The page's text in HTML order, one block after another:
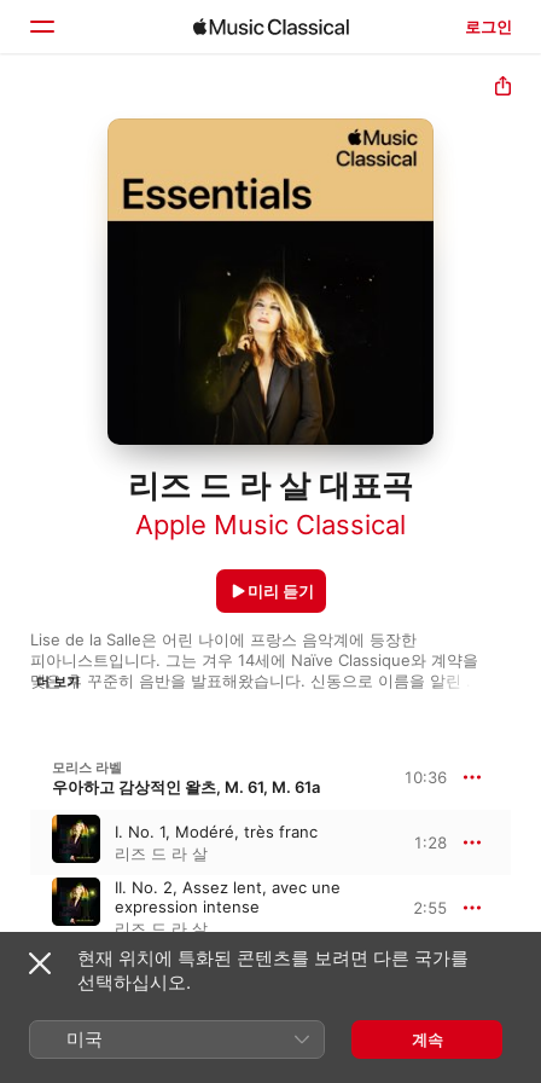
로그인
검색
리즈 드 라 살 대표곡
Apple Music Classical
Lise de la Salle은 어린 나이에 프랑스 음악계에 등장한
피아니스트입니다. 그는 겨우 14세에 Naïve Classique와 계약을
맺은 후 꾸준히 음반을 발표해왔습니다. 신동으로 이름을 알린
변주곡에서 빛을 발하지만, 깔끔한 기교를 요하는 Bach와 Chopin
해석도 평단의 극찬을 받았습니다. 강렬한 흡입력을 지닌 그의
더 보기
미리 듣기
모리스 라벨
우아하고 감상적인 왈츠, M. 61, M. 61a 10:36
I. No. 1, Modéré, très franc
리즈 드 라 살
1:28
II. No. 2, Assez lent, avec une
expression intense
리즈 드 라 살
2:55
III. No. 3, Modéré
리즈 드 라 살
1:21
IV. No. 4, Assez animé
1:19
현재 위치에 특화된 콘텐츠를 보려면 다른 국가를
선택하십시오.
미국 계속